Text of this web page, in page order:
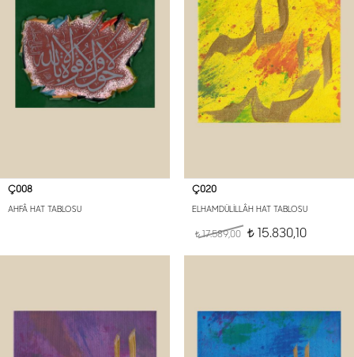
Ç008
AHFÂ HAT TABLOSU
Ç020
ELHAMDÜLİLLÂH HAT TABLOSU
t17.589,00 t15.830,10